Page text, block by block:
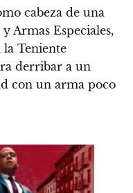
cabeza de una
Armas Especiales,
Teniente
derribar a un
con un arma poco